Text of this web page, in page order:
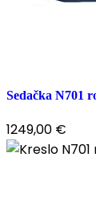
Sedačka N701
1249,00 €